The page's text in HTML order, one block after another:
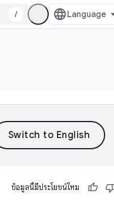
/
ข้อมูลนี้มีประโยชน์ไหม